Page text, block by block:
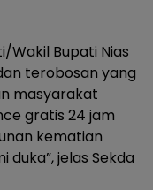
Wakil Bupati Nias
terobosan yang
masyarakat
gratis 24 jam
kematian
jelas Sekda